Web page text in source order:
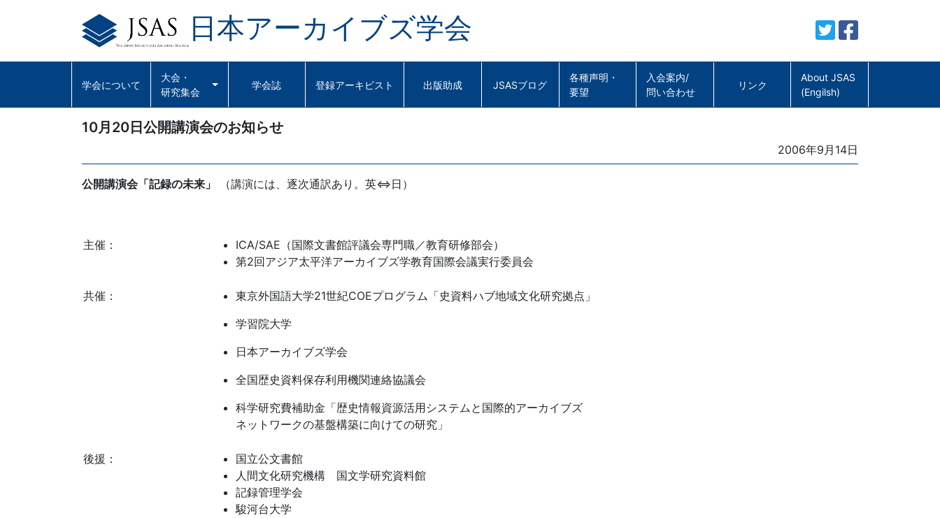
日本アーカイブズ学会
学会について
大会・
研究集会
学会誌 登録アーキビスト 出版助成 JSASブログ
各種声明・
要望
入会案内/
問い合わせ
リンク
About JSAS
(Engilsh)
10月20日公開講演会のお知らせ
Posted
on
2006年9月14日
公開講演会「記録の未来」 （講演には、逐次通訳あり。英⇔日）
主催：
ICA/SAE（国際文書館評議会専門職／教育研修部会）
第2回アジア太平洋アーカイブズ学教育国際会議実行委員会
共催：
東京外国語大学21世紀COEプログラム「史資料ハブ地域文化研究拠点」
学習院大学
日本アーカイブズ学会
全国歴史資料保存利用機関連絡協議会
科学研究費補助金「歴史情報資源活用システムと国際的アーカイブズ
ネットワークの基盤構築に向けての研究」
後援：
国立公文書館
人間文化研究機構 国文学研究資料館
記録管理学会
駿河台大学